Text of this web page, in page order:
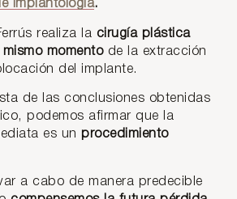
Implantología.
realiza la cirugía plástica
momentode la extracción
del implante.
de las conclusiones obtenidas
podemos afirmar que la
es un procedimiento
a cabo de manera predecible